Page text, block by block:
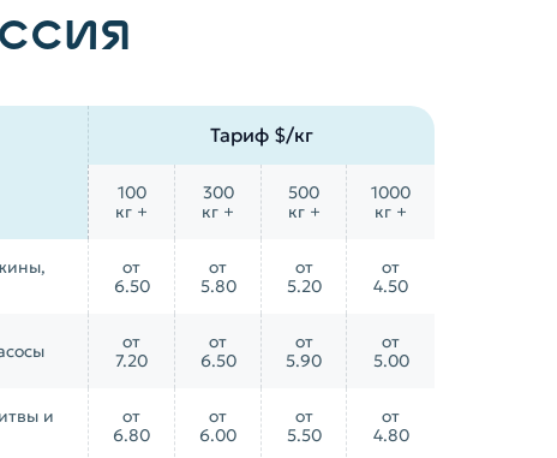
Тариф $/кг
100
кг +
300
кг +
500
кг +
1000
кг +
от
6.50
от
5.80
от
5.20
от
4.50
от
7.20
от
6.50
от
5.90
от
5.00
и
от
6.80
от
6.00
от
5.50
от
4.80